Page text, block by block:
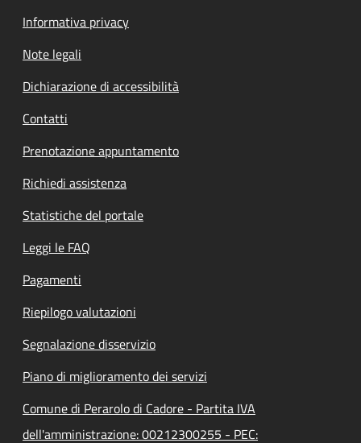
Informativa privacy
Note legali
Dichiarazione di accessibilità
Contatti
Prenotazione appuntamento
Richiedi assistenza
Statistiche del portale
Leggi le FAQ
Pagamenti
Riepilogo valutazioni
Segnalazione disservizio
Piano di miglioramento dei servizi
Comune di Perarolo di Cadore - Partita IVA
dell'amministrazione: 00212300255 - PEC: